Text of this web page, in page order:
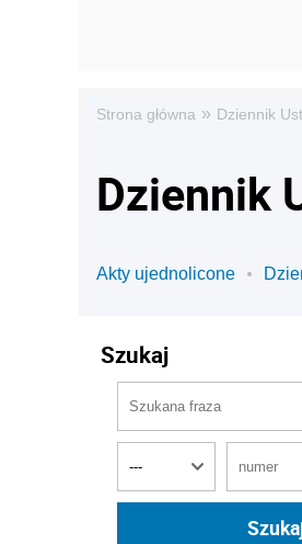
Strona główna » Dziennik
Dziennik
Akty ujednolicone
Szukaj